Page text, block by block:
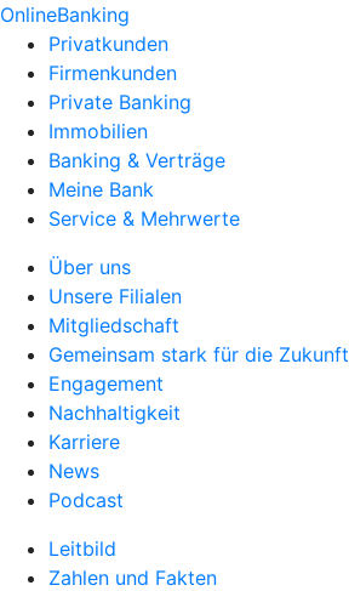
OnlineBanking
Privatkunden
Firmenkunden
Private Banking
Immobilien
Banking & Verträge
Meine Bank
Service & Mehrwerte
Über uns
Unsere Filialen
Mitgliedschaft
Gemeinsam stark für die Zukunft
Engagement
Nachhaltigkeit
Karriere
News
Podcast
Leitbild
Zahlen und Fakten